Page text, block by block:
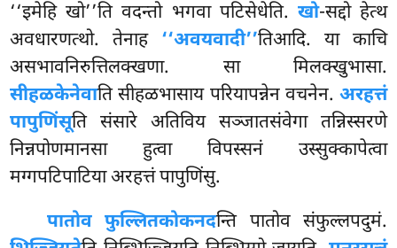
‘‘इमेहि खो’’ति वदन्तो भगवा पटिसेधेति. खो-सद्दो हेत्थ
अवधारणत्थो. तेनाह ‘‘अवयवादी’’तिआदि. या काचि
असभावनिरुत्तिलक्खणा. सा मिलक्खुभासा.
सीहळकेनेवाति सीहळभासाय परियापन्नेन वचनेन. अरहत्तं
पापुणिंसूति संसारे अतिविय सञ्जातसंवेगा तन्निस्सरणे
निन्नपोणमानसा हुत्वा विपस्सनं उस्सुक्कापेत्वा
मग्गपटिपाटिया अरहत्तं पापुणिंसु.
पातोव फुल्लितकोकनदन्ति पातोव संफुल्लपदुमं.